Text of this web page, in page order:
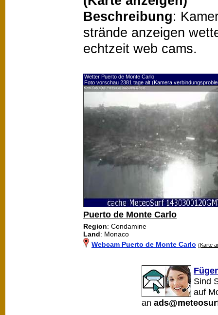
Beschreibung:
strände anzeigen
echtzeit web cams.
Wetter Puerto de Monte Carlo
Foto vorschau 2381 tage alt (Kamera
Puerto de Monte Carlo
Region: Condamine
Land: Monaco
Webcam Puerto de Monte Carlo (Karte
Sind
auf
an